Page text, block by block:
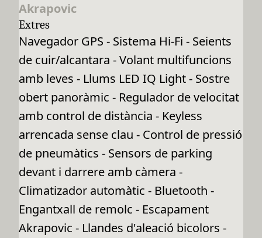
Akrapovic
Extres
Navegador GPS - Sistema Hi-Fi - Seients
de cuir/alcantara - Volant multifuncions
amb leves - Llums LED IQ Light - Sostre
obert panoràmic - Regulador de velocitat
amb control de distància - Keyless
arrencada sense clau - Control de pressió
de pneumàtics - Sensors de parking
devant i darrere amb càmera -
Climatizador automàtic - Bluetooth -
Engantxall de remolc - Escapament
Akrapovic - Llandes d'aleació bicolors -